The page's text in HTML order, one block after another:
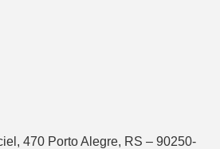
470 Porto Alegre, RS – 90250-